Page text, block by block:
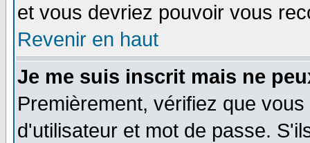
et vous devriez pouvoir vous
Revenir en haut
Je me suis inscrit mais ne
Premièrement, vérifiez que
d'utilisateur et mot de passe.